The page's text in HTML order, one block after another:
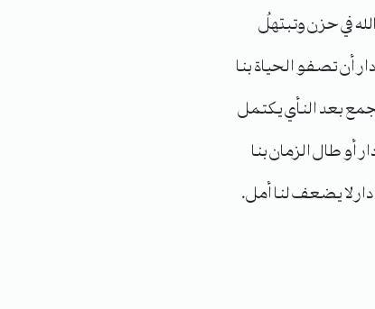
في حزن وتبتهلُ
أن تصفو الحياة بنا
بعد النأي يكتمل
أو طال الزمان بنا
دار لا يضعف لنا أمل.